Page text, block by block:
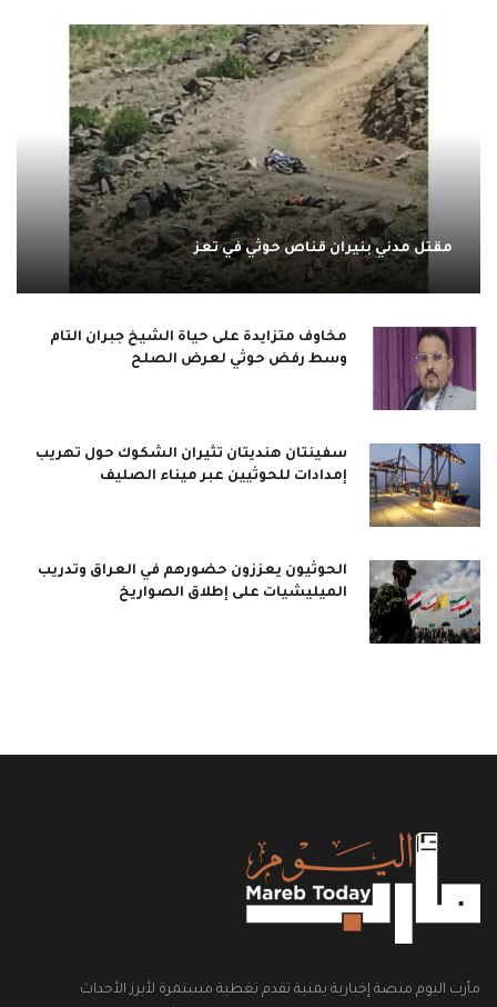
مقتل مدني بنيران قناص حوثي في تعز
مخاوف متزايدة على حياة الشيخ جبران التام
وسط رفض حوثي لعرض الصلح
سفينتان هنديتان تثيران الشكوك حول تهريب
إمدادات للحوثيين عبر ميناء الصليف
الحوثيون يعززون حضورهم في العراق وتدريب
الميليشيات على إطلاق الصواريخ
مأرب اليوم منصة إخبارية يمنية تقدم تغطية مستمرة لأبرز الأحداث